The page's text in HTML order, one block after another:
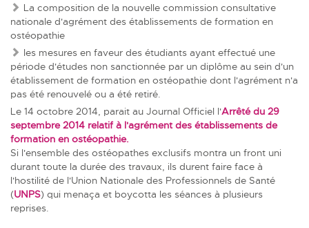
La composition de la nouvelle commission consultative
nationale d'agrément des établissements de formation en
ostéopathie
les mesures en faveur des étudiants ayant effectué une
période d'études non sanctionnée par un diplôme au sein d'un
établissement de formation en ostéopathie dont l'agrément n'a
pas été renouvelé ou a été retiré.
Le 14 octobre 2014, parait au Journal Officiel l'Arrêté du 29
septembre 2014 relatif à l'agrément des établissements de
formation en ostéopathie.
Si l'ensemble des ostéopathes exclusifs montra un front uni
durant toute la durée des travaux, ils durent faire face à
l'hostilité de l'Union Nationale des Professionnels de Santé
(UNPS) qui menaça et boycotta les séances à plusieurs
reprises.